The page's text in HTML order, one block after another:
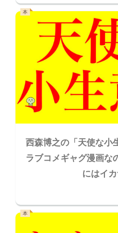
本
西森博之の「天使な小
ラブコメギャグ漫画な
にはイ
本